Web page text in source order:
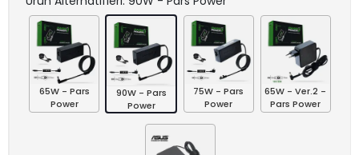
65W - Pars
Power
90W - Pars
Power
75W - Pars
Power
65W - Ver.2 -
Pars Power